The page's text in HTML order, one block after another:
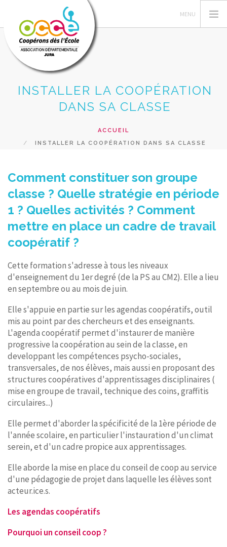
L'OCCE
GERER SA COOP
RECHERCHER
CONTACT
INSTALLER LA COOPÉRATION
DANS SA CLASSE
ACCUEIL
INSTALLER LA COOPÉRATION DANS SA CLASSE
Comment constituer son groupe
classe ? Quelle stratégie en période
1 ? Quelles activités ? Comment
mettre en place un cadre de travail
coopératif ?
Cette formation s'adresse à tous les niveaux
d'enseignement du 1er degré (de la PS au CM2). Elle a lieu
en septembre ou au mois de juin.
Elle s'appuie en partie sur les agendas coopératifs, outil
mis au point par des chercheurs et des enseignants.
L'agenda coopératif permet d'instaurer de manière
progressive la coopération au sein de la classe, en
developpant les compétences psycho-sociales,
transversales, de nos élèves, mais aussi en proposant des
structures coopératives d'apprentissages disciplinaires (
mise en groupe de travail, technique des coins, graffitis
circulaires...)
Elle permet d'aborder la spécificité de la 1ère période de
l'année scolaire, en particulier l'instauration d'un climat
serein, et d'un cadre propice aux apprentissages.
Elle aborde la mise en place du conseil de coop au service
d'une pédagogie de projet dans laquelle les élèves sont
acteur.ice.s.
Les agendas coopératifs
Pourquoi un conseil coop ?